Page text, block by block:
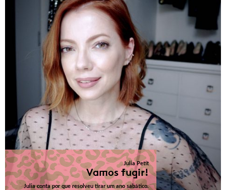
Julia Petit
Vamos fugir!
Julia conta por que resolveu tirar um ano sabático.